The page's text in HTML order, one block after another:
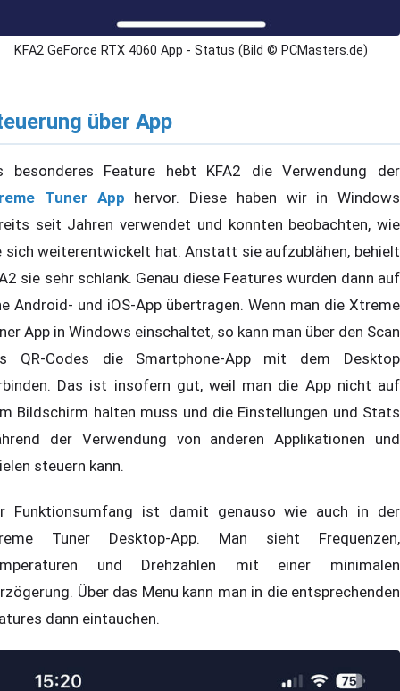
KFA2 GeForce RTX 4060 App - Status (Bild © PCMasters.de)
über App
besonderes Feature hebt KFA2 die Verwendung der
Tuner App hervor. Diese haben wir in Windows
seit Jahren verwendet und konnten beobachten, wie
sich weiterentwickelt hat. Anstatt sie aufzublähen, behielt
sie sehr schlank. Genau diese Features wurden dann auf
Android- und iOS-App übertragen. Wenn man die Xtreme
App in Windows einschaltet, so kann man über den Scan
QR-Codes die Smartphone-App mit dem Desktop
Das ist insofern gut, weil man die App nicht auf
Bildschirm halten muss und die Einstellungen und Stats
der Verwendung von anderen Applikationen und
steuern kann.
Funktionsumfang ist damit genauso wie auch in der
Tuner Desktop-App. Man sieht Frequenzen,
und Drehzahlen mit einer minimalen
Über das Menu kann man in die entsprechenden
dann eintauchen.